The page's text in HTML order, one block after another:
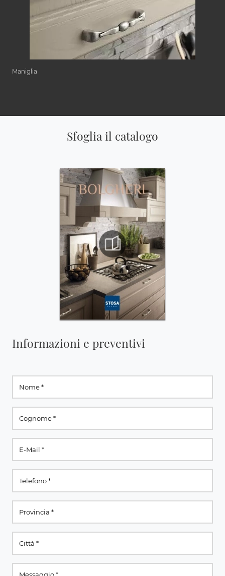
Maniglia
Sfoglia il catalogo
Informazioni e preventivi